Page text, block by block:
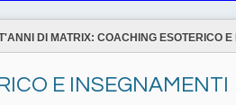
DI MATRIX: COACHING ESOTERICO
E INSEGNAMENTI